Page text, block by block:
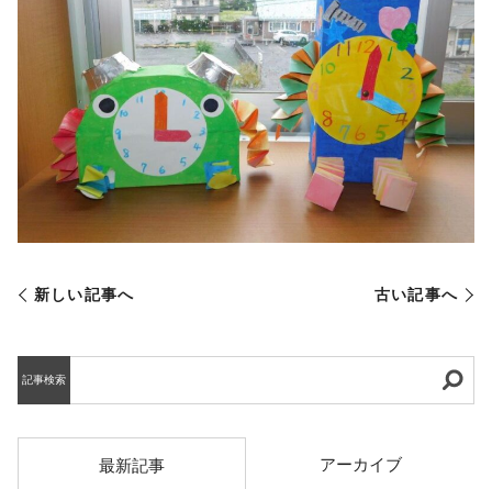
新しい記事へ 古い記事へ
記事検索
最新記事 アーカイブ